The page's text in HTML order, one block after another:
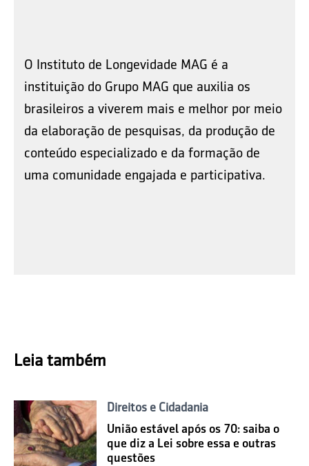
O Instituto de Longevidade MAG é a
instituição do Grupo MAG que auxilia os
brasileiros a viverem mais e melhor por meio
da elaboração de pesquisas, da produção de
conteúdo especializado e da formação de
uma comunidade engajada e participativa.
Leia também
Direitos e Cidadania
União estável após os 70: saiba o
que diz a Lei sobre essa e outras
questões